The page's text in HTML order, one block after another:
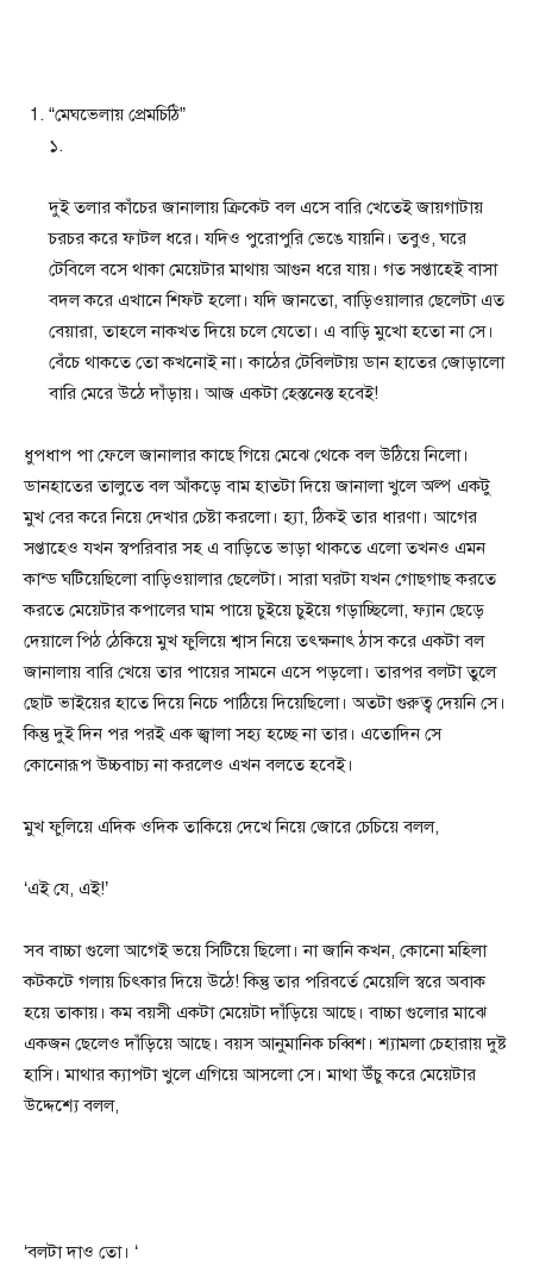
“মেঘভেলায় প্রেমচিঠি”
১.
দুই তলার কাঁচের জানালায় ক্রিকেট বল এসে বারি খেতেই জায়গাটায়
চরচর করে ফাটল ধরে। যদিও পুরোপুরি ভেঙে যায়নি। তবুও, ঘরে
টেবিলে বসে থাকা মেয়েটার মাথায় আগুন ধরে যায়। গত সপ্তাহেই বাসা
বদল করে এখানে শিফট হলো। যদি জানতো, বাড়িওয়ালার ছেলেটা এত
বেয়ারা, তাহলে নাকখত দিয়ে চলে যেতো। এ বাড়ি মুখো হতো না সে।
বেঁচে থাকতে তো কখনোই না। কাঠের টেবিলটায় ডান হাতের জোড়ালো
বারি মেরে উঠে দাঁড়ায়। আজ একটা হেস্তনেস্ত হবেই!
ধুপধাপ পা ফেলে জানালার কাছে গিয়ে মেঝে থেকে বল উঠিয়ে নিলো।
ডানহাতের তালুতে বল আঁকড়ে বাম হাতটা দিয়ে জানালা খুলে অল্প একটু
মুখ বের করে নিয়ে দেখার চেষ্টা করলো। হ্যা, ঠিকই তার ধারণা। আগের
সপ্তাহেও যখন স্বপরিবার সহ এ বাড়িতে ভাড়া থাকতে এলো তখনও এমন
কান্ড ঘটিয়েছিলো বাড়িওয়ালার ছেলেটা। সারা ঘরটা যখন গোছগাছ করতে
করতে মেয়েটার কপালের ঘাম পায়ে চুইয়ে চুইয়ে গড়াচ্ছিলো, ফ্যান ছেড়ে
দেয়ালে পিঠ ঠেকিয়ে মুখ ফুলিয়ে শ্বাস নিয়ে তৎক্ষনাৎ ঠাস করে একটা বল
জানালায় বারি খেয়ে তার পায়ের সামনে এসে পড়লো। তারপর বলটা তুলে
ছোট ভাইয়ের হাতে দিয়ে নিচে পাঠিয়ে দিয়েছিলো। অতটা গুরুত্ব দেয়নি সে।
কিন্তু দুই দিন পর পরই এক জ্বালা সহ্য হচ্ছে না তার। এতোদিন সে
কোনোরূপ উচ্চবাচ্য না করলেও এখন বলতে হবেই।
মুখ ফুলিয়ে এদিক ওদিক তাকিয়ে দেখে নিয়ে জোরে চেচিয়ে বলল,
‘এই যে, এই!’
সব বাচ্চা গুলো আগেই ভয়ে সিটিয়ে ছিলো। না জানি কখন, কোনো মহিলা
কটকটে গলায় চিৎকার দিয়ে উঠে! কিন্তু তার পরিবর্তে মেয়েলি স্বরে অবাক
হয়ে তাকায়। কম বয়সী একটা মেয়েটা দাঁড়িয়ে আছে। বাচ্চা গুলোর মাঝে
একজন ছেলেও দাঁড়িয়ে আছে। বয়স আনুমানিক চব্বিশ। শ্যামলা চেহারায় দুষ্ট
হাসি। মাথার ক্যাপটা খুলে এগিয়ে আসলো সে। মাথা উঁচু করে মেয়েটার
উদ্দেশ্যে বলল,
‘বলটা দাও তো। ‘